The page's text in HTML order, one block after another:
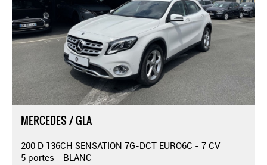
MERCEDES / GLA
200 D 136CH SENSATION 7G-DCT EURO6C - 7 CV
5 portes - BLANC